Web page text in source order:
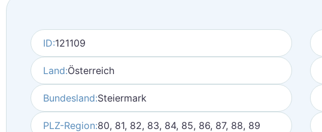
ID:121109
Land:Österreich
Bundesland:Steiermark
PLZ-Region:80, 81, 82, 83, 84, 85, 86, 87, 88, 89